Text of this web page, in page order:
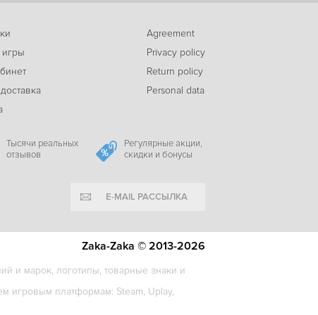
-56%
Total War: Napoleon - Definitive Edition 447c
игры
Agreement
Privacy policy
Return policy
Personal data
Тысячи реальных
отзывов
Регулярные акции,
скидки и бонусы
E-MAIL РАССЫЛКА
и марок, логотипы, товарные знаки и
игровым платформам: Steam, Uplay,
Zaka-Zaka © 2013-2026